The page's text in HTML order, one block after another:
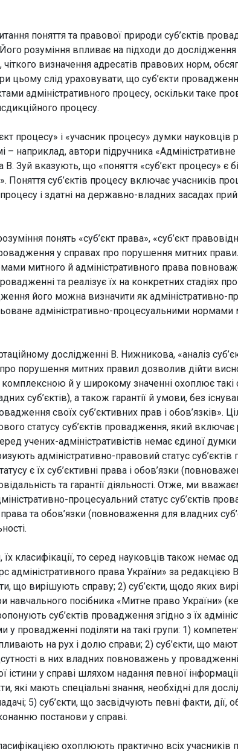
поняття та правової природи суб’єктів
розуміння впливає на підходи до
визначення адресатів правових норм,
цьому слід ураховувати, що суб’єкти
адміністративного процесу, оскільки таке
процесу.
процесу» і «учасник процесу» думки науковців
– наприклад, автори підручника
Зуй вказують, що «поняття «суб’єкт процесу»
Поняття суб’єктів процесу включає учасників
і здатні на державно-владних засадах
понять «суб’єкт права», «суб’єкт
у справах про порушення митних
митного й адміністративного права
та реалізує їх на конкретних стадіях
його можна визначити як адміністративно-
адміністративно-процесуальними нормами
дослідженні В. Нижникова, «аналіз
порушення митних правил дозволив дійти
комплексною й у широкому значенні охоплює такі
суб’єктів), а також гарантії й умови, без
своїх суб’єктивних прав і обов’язків».
статусу суб’єктів провадження, який включає
учених-адміністративістів немає єдиної думки
адміністративно-правовий статус суб’єктів
є їх суб’єктивні права і обов’язки
та гарантії діяльності. Отже, ми
процесуальний статус суб’єктів
та обов’язки (повноваження для владних
класифікації, то серед науковців також немає
адміністративного права України» за редакцією
що вирішують справу; 2) суб’єкти, щодо яких
навчального посібника «Митне право України»
суб’єктів провадження згідно з їх
у провадженні поділяти на такі групи: 1)
на рух і долю справи; 2) суб’єкти, що
в них владних повноважень у
істини у справі шляхом надання певної
які мають спеціальні знання, необхідні для
5) суб’єкти, що засвідчують певні факти, дії,
постанови у справі.
охоплюють практично всіх учасників